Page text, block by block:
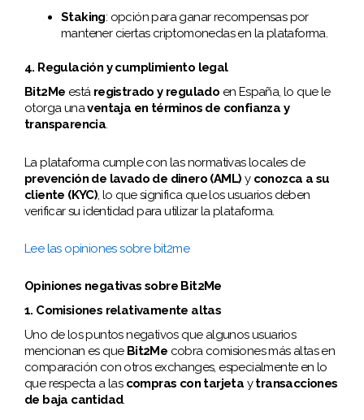
Staking: opción para ganar recompensas por
mantener ciertas criptomonedas en la plataforma.
4. Regulación y cumplimiento legal
Bit2Me está registrado y regulado en España, lo que le
otorga unaventaja en términos de confianza y
transparencia.
La plataforma cumple con las normativas locales de
prevención de lavado de dinero (AML) y conozca a su
cliente (KYC) , lo que significa que los usuarios deben
verificar su identidad para utilizar la plataforma.
Lee las opiniones sobre bit2me
Opiniones negativas sobre Bit2Me
1. Comisiones relativamente altas
Uno de los puntos negativos que algunos usuarios
mencionan es que Bit2Me cobra comisiones más altas en
comparación con otros exchanges, especialmente en lo
que respecta a las compras con tarjeta ytransacciones
de baja cantidad.